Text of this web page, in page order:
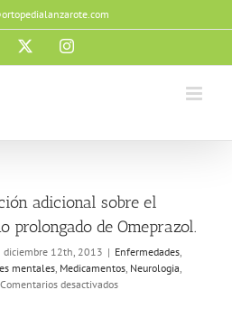
Instagram
adicional sobre el
prolongado de Omeprazol.
diciembre 12th, 2013 | Enfermedades,
mentales, Medicamentos, Neurologia,
Comentarios desactivadosen